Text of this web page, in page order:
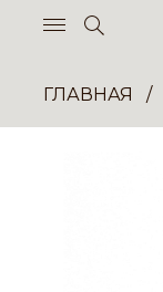
ГЛАВНАЯ